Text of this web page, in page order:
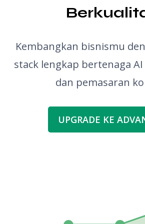
Kembangkan bisnismu
stack lengkap bertenaga
dan pemasaran
UPGRADE KE